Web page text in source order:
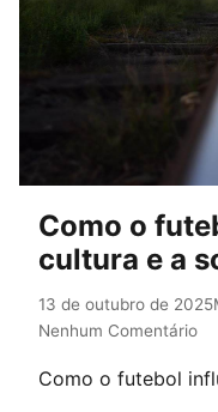
Como o
cultura e a
13 de outubro de 2025
Nenhum Comentário
Como o futebol